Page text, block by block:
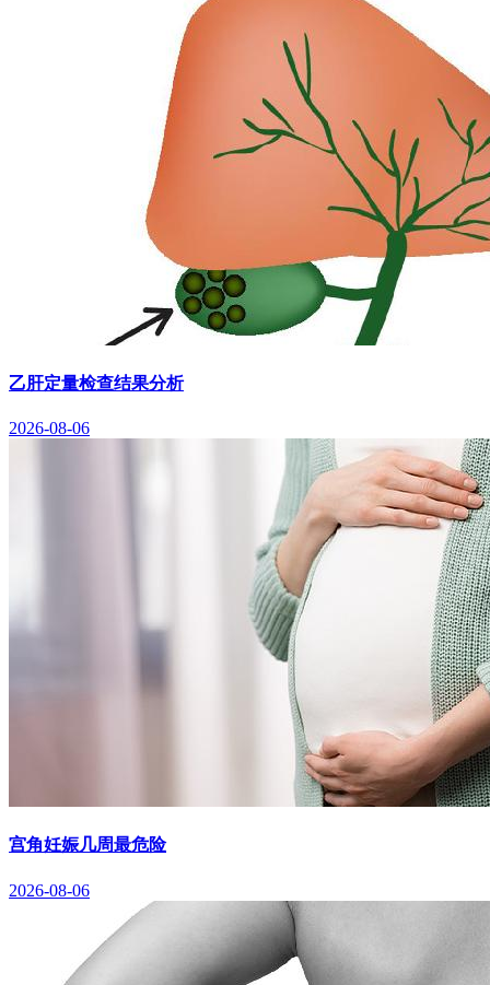
乙肝定量检查结果分析
2026-08-06
宫角妊娠几周最危险
2026-08-06